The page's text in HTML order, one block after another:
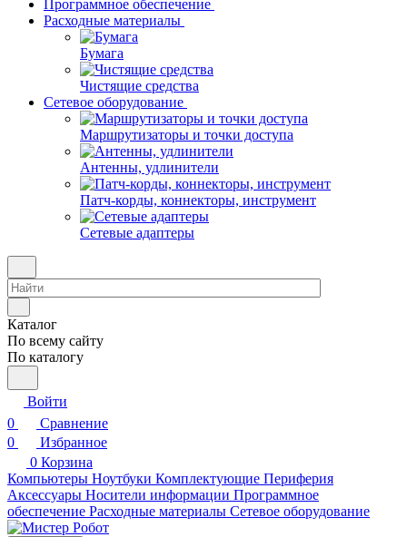
Программное обеспечение
Расходные материалы
Бумага
Чистящие средства
Сетевое оборудование
Маршрутизаторы и точки доступа
Антенны, удлинители
Патч-корды, коннекторы, инструмент
Сетевые адаптеры
Каталог
По всему сайту
По каталогу
Войти
0
Сравнение
0
Избранное
0 Корзина
Компьютеры Ноутбуки Комплектующие Периферия
Аксессуары Носители информации Программное
обеспечение Расходные материалы Сетевое оборудование